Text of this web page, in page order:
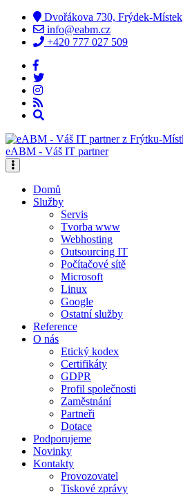
Dvořákova 730, Frýdek-Místek
info@eabm.cz
+420 777 027 509
eABM - Váš IT partner
Domů
Služby
Servis
Tvorba www
Webhosting
Outsourcing IT
Počítačové sítě
Microsoft
Linux
Google
Ostatní služby
Reference
O nás
Etický kodex
Certifikáty
GDPR
Profil společnosti
Zaměstnání
Partneři
Dotace
Podporujeme
Novinky
Kontakty
Provozovatel
Tiskové zprávy